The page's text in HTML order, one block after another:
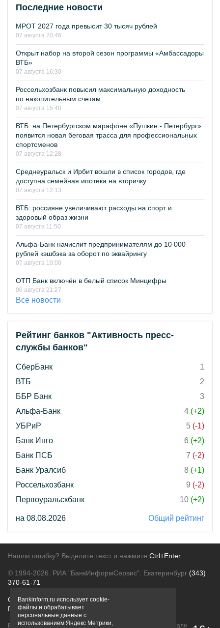
Последние новости
МРОТ 2027 года превысит 30 тысяч рублей
07 августа 20:46
Открыт набор на второй сезон программы «Амбассадоры
ВТБ»
07 августа 16:30
Россельхозбанк повысил максимальную доходность
по накопительным счетам
07 августа 15:40
ВТБ: на Петербургском марафоне «Пушкин - Петербург»
появится новая беговая трасса для профессиональных
спортсменов
07 августа 12:28
Среднеуральск и Ирбит вошли в список городов, где
доступна семейная ипотека на вторичку
07 августа 12:13
ВТБ: россияне увеличивают расходы на спорт и
здоровый образ жизни
07 августа 11:50
Альфа-Банк начислит предпринимателям до 10 000
рублей кэшбэка за оборот по эквайрингу
07 августа 10:00
ОТП Банк включён в белый список Минцифры
06 августа 21:27
Все новости
Рейтинг банков "Активность пресс-
службы банков"
СберБанк
1
ВТБ
2
ББР Банк
3
Альфа-Банк
4 (+2)
УБРиР
5 (-1)
Банк Инго
6 (+2)
Банк ПСБ
7 (-2)
Банк Уралсиб
8 (+1)
Россельхозбанк
9 (-2)
Первоуральскбанк
10 (+2)
на 08.08.2026 Общий рейтинг
Нашли ошибку? Выделите текст и нажмите Ctrl+Enter
© 1994-2026. РИА "БанкИнформСервис". Екатеринбург (343)
370-61-71
О проектеПолитика конфиденциальности
Правовая информацияДля рекламодателей
Вся информация о продуктах банков, размещенная на портале
Bankinform.ru использует cookie-
файлы и обрабатывает
персональные данные с
использованием Яндекс Метрики,